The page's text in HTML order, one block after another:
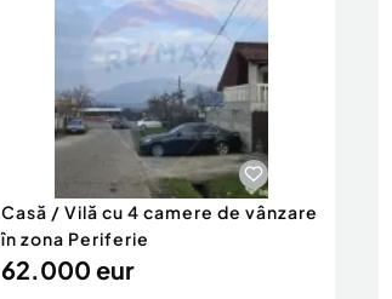
Casă / Vilă cu 4 camere de vânzare
în zona Periferie
62.000 eur